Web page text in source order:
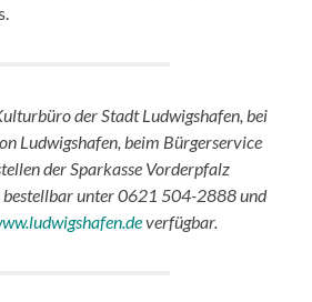
der Stadt Ludwigshafen, bei
Ludwigshafen, beim Bürgerservice
der Sparkasse Vorderpfalz
bestellbar unter 0621 504-2888 und
verfügbar.